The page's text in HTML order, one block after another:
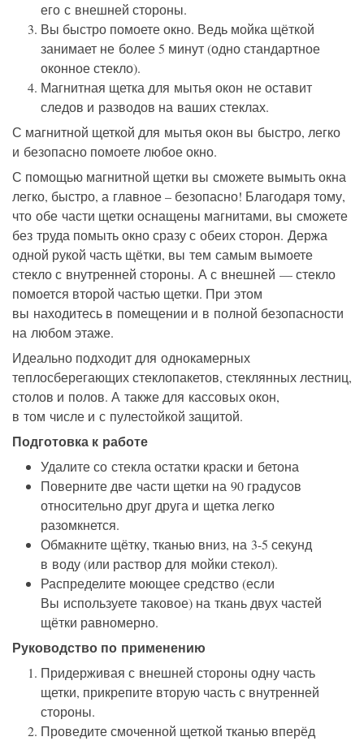
его с внешней стороны.
Вы быстро помоете окно. Ведь мойка щёткой
занимает не более 5 минут (одно стандартное
оконное стекло).
Магнитная щетка для мытья окон не оставит
следов и разводов на ваших стеклах.
С магнитной щеткой для мытья окон вы быстро, легко
и безопасно помоете любое окно.
С помощью магнитной щетки вы сможете вымыть окна
легко, быстро, а главное – безопасно! Благодаря тому,
что обе части щетки оснащены магнитами, вы сможете
без труда помыть окно сразу с обеих сторон. Держа
одной рукой часть щётки, вы тем самым вымоете
стекло с внутренней стороны. А с внешней — стекло
помоется второй частью щетки. При этом
вы находитесь в помещении и в полной безопасности
на любом этаже.
Идеально подходит для однокамерных
теплосберегающих стеклопакетов, стеклянных лестниц,
столов и полов. А также для кассовых окон,
в том числе и с пулестойкой защитой.
Подготовка к работе
Удалите со стекла остатки краски и бетона
Поверните две части щетки на 90 градусов
относительно друг друга и щетка легко
разомкнется.
Обмакните щётку, тканью вниз, на 3-5 секунд
в воду (или раствор для мойки стекол).
Распределите моющее средство (если
Вы используете таковое) на ткань двух частей
щётки равномерно.
Руководство по применению
Придерживая с внешней стороны одну часть
щетки, прикрепите вторую часть с внутренней
стороны.
Проведите смоченной щеткой тканью вперёд